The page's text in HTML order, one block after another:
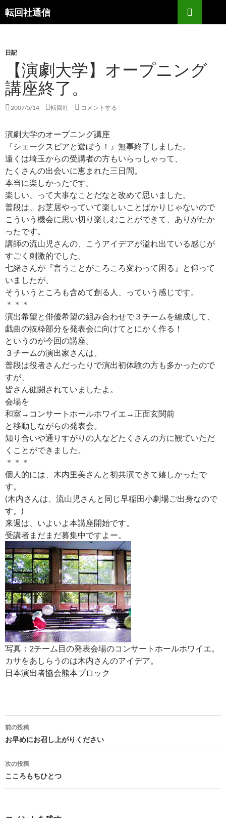
コ
ン
ツ
ス
キ
ッ
転回社通信
検
索
日記
【演劇大学】オープニング
講座終了。
2007/5/14 転回社 コメントする
演劇大学のオープニング講座
『シェークスピアと遊ぼう！』無事終了しました。
遠くは埼玉からの受講者の方もいらっしゃって、
たくさんの出会いに恵まれた三日間。
本当に楽しかったです。
楽しい、って大事なことだなと改めて思いました。
普段は、お芝居やっていて楽しいことばかりじゃないので
こういう機会に思い切り楽しむことができて、ありがたか
ったです。
講師の流山児さんの、こうアイデアが溢れ出ている感じが
すごく刺激的でした。
七緒さんが『言うことがころころ変わって困る』と仰って
いましたが、
そういうところも含めて創る人、っていう感じです。
＊＊＊
演出希望と俳優希望の組み合わせで３チームを編成して、
戯曲の抜粋部分を発表会に向けてとにかく作る！
というのが今回の講座。
３チームの演出家さんは、
普段は役者さんだったりで演出初体験の方も多かったので
すが、
皆さん健闘されていましたよ。
会場を
和室→コンサートホールホワイエ→正面玄関前
と移動しながらの発表会。
知り合いや通りすがりの人などたくさんの方に観ていただ
くことができました。
＊＊＊
個人的には、木内里美さんと初共演できて嬉しかったで
す。
(木内さんは、流山児さんと同じ早稲田小劇場ご出身なので
す。)
来週は、いよいよ本講座開始です。
受講者まだまだ募集中ですよー。
写真：2チーム目の発表会場のコンサートホールホワイエ。
カサをあしらうのは木内さんのアイデア。
日本演出者協会熊本ブロック
投
稿
ナ
ビ
ゲ
前の投稿
お早めにお召し上がりください
次の投稿
こころもちひとつ